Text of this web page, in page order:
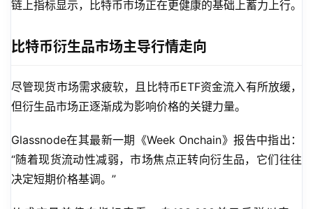
链上指标显示，比特币市场正在更健康的基础上蓄力上行。
比特币衍生品市场主导行情走向
尽管现货市场需求疲软，且比特币ETF资金流入有所放缓，
但衍生品市场正逐渐成为影响价格的关键力量。
Glassnode在其最新一期《Week Onchain》报告中指出：
“随着现货流动性减弱，市场焦点正转向衍生品，它们往往
决定短期价格基调。”